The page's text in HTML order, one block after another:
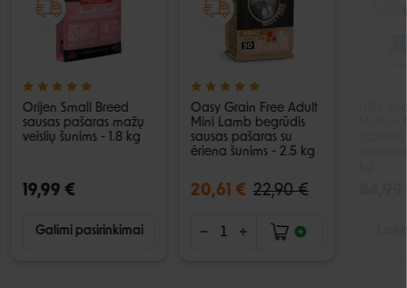
Orijen Small Breed
sausas pašaras mažų
veislių šunims - 1.8 kg
19,99 €
Galimi pasirinkimai
Oasy Grain Free Adult
Mini Lamb begrūdis
sausas pašaras su
ėriena šunims - 2.5 kg
20,61 € 22,90 €